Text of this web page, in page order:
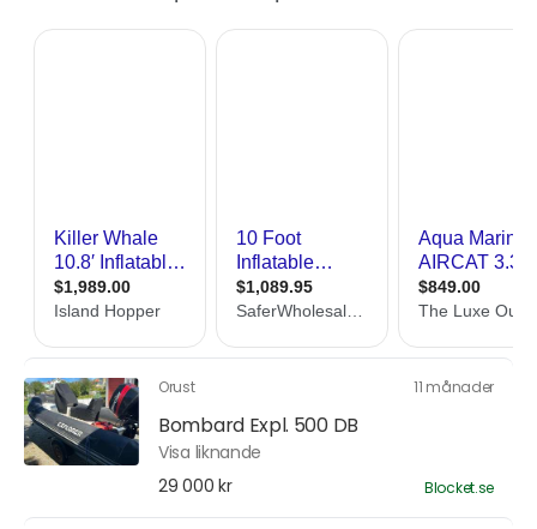
Orust 11 månader
Bombard Expl. 500 DB
Visa liknande
29 000 kr
Blocket.se